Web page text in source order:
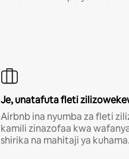
Je, unatafuta fleti
Airbnb ina nyumba za fleti
kamili zinazofaa kwa
shirika na mahitaji ya kuhama.